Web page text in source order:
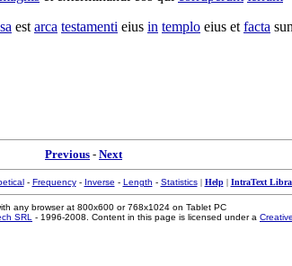
est arca testamenti eius in templo eius et facta
Previous - Next
- Frequency- Inverse - Length - Statistics| Help| IntraText
any browser at 800x600 or 768x1024 on Tablet PC
SRL - 1996-2008. Content in this page is licensed under a